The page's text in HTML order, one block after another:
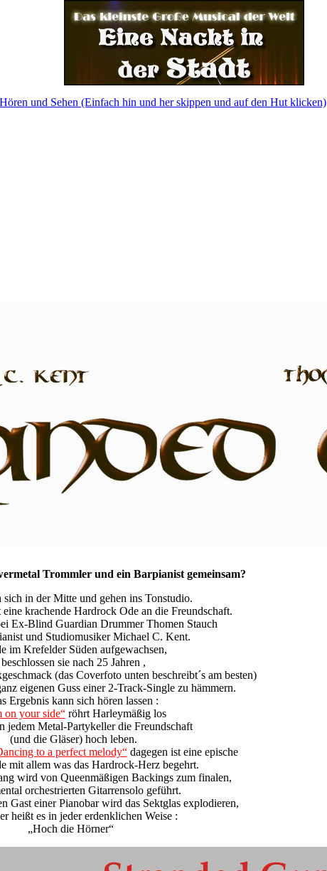
Hören und Sehen (Einfach hin und her skippen und auf den Hut klicken)
Trommler und ein Barpianist gemeinsam?
sich in der Mitte und gehen ins Tonstudio.
krachende Hardrock Ode an die Freundschaft.
Ex-Blind Guardian Drummer Thomen Stauch
und Studiomusiker Michael C. Kent.
im Krefelder Süden aufgewachsen,
beschlossen sie nach 25 Jahren ,
(das Coverfoto unten beschreibt´s am besten)
eigenen Guss einer 2-Track-Single zu hämmern.
Ergebnis kann sich hören lassen :
on your side“röhrt Harleymäßig los
jedem Metal-Partykeller die Freundschaft
(und die Gläser) hoch leben.
to a perfect melody“dagegen ist eine epische
mit allem was das Hardrock-Herz begehrt.
wird von Queenmäßigen Backings zum finalen,
orchestrierten Gitarrensolo geführt.
Gast einer Pianobar wird das Sektglas explodieren,
heißt es in jeder erdenklichen Weise :
„Hoch die Hörner“